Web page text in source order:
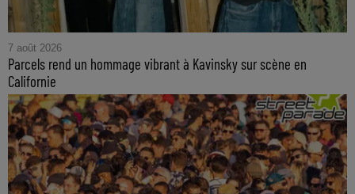
7 août 2026
Parcels rend un hommage vibrant à Kavinsky sur scène en
Californie